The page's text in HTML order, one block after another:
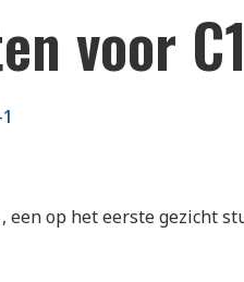
voor C1
een op het eerste gezicht